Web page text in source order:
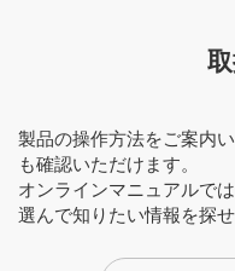
製品の操作方法をご案内
も確認いただけます。
オンラインマニュアルで
選んで知りたい情報を探せ